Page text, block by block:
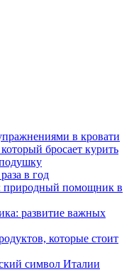
в кровати
бросает курить
в год
природный помощник в
развитие важных
которые стоит
символ Италии